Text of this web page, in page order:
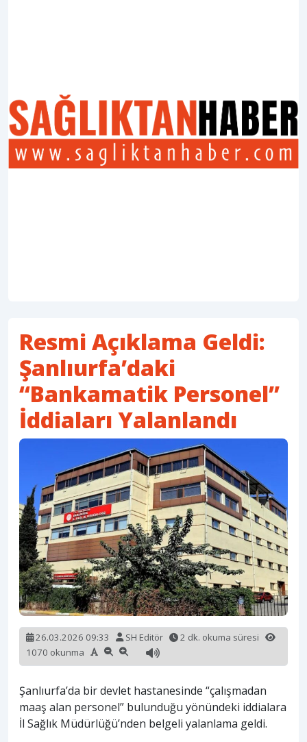
Resmi Açıklama Geldi:
Şanlıurfa’daki
“Bankamatik Personel”
İddiaları Yalanlandı
26.03.2026 09:33 SH Editör
2 dk. okuma süresi
1070 okunma
Şanlıurfa’da bir devlet hastanesinde “çalışmadan
maaş alan personel” bulunduğu yönündeki iddialara
İl Sağlık Müdürlüğü’nden belgeli yalanlama geldi.